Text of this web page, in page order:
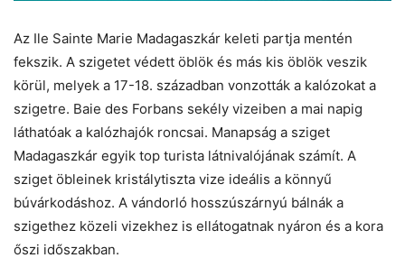
Az Ile Sainte Marie Madagaszkár keleti partja mentén
fekszik. A szigetet védett öblök és más kis öblök veszik
körül, melyek a 17-18. században vonzották a kalózokat a
szigetre. Baie des Forbans sekély vizeiben a mai napig
láthatóak a kalózhajók roncsai. Manapság a sziget
Madagaszkár egyik top turista látnivalójának számít. A
sziget öbleinek kristálytiszta vize ideális a könnyű
búvárkodáshoz. A vándorló hosszúszárnyú bálnák a
szigethez közeli vizekhez is ellátogatnak nyáron és a kora
őszi időszakban.